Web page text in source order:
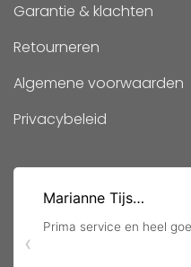
Garantie & klachten
Retourneren
Algemene voorwaarden
Privacybeleid